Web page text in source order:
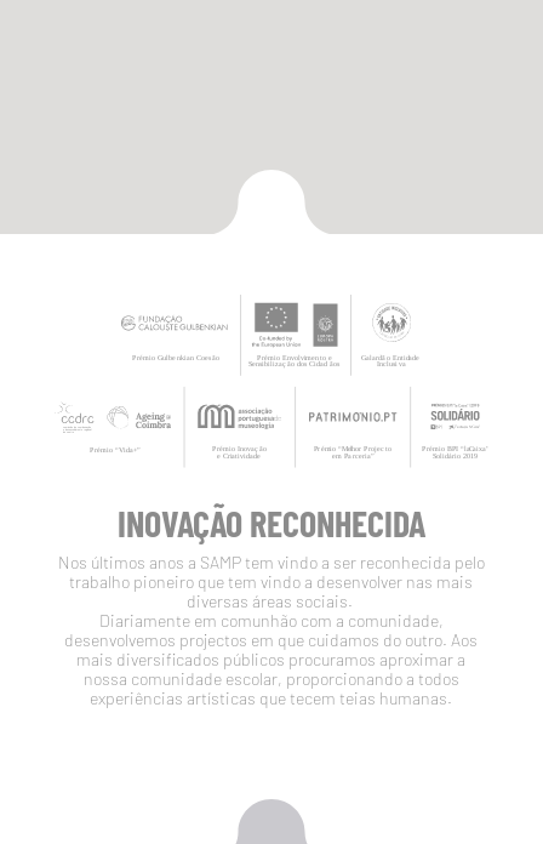
INOVAÇÃO RECONHECIDA
Nos últimos anos a SAMP tem vindo a ser reconhecida pelo
trabalho pioneiro que tem vindo a desenvolver nas mais
diversas áreas sociais.
Diariamente em comunhão com a comunidade,
desenvolvemos projectos em que cuidamos do outro. Aos
mais diversificados públicos procuramos aproximar a
nossa comunidade escolar, proporcionando a todos
experiências artísticas que tecem teias humanas.